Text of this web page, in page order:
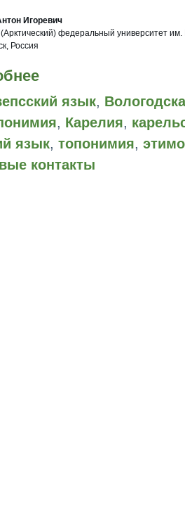
Игоревич
федеральный университет
Россия
язык,
, Карелия,
язык, топонимия,
контакты